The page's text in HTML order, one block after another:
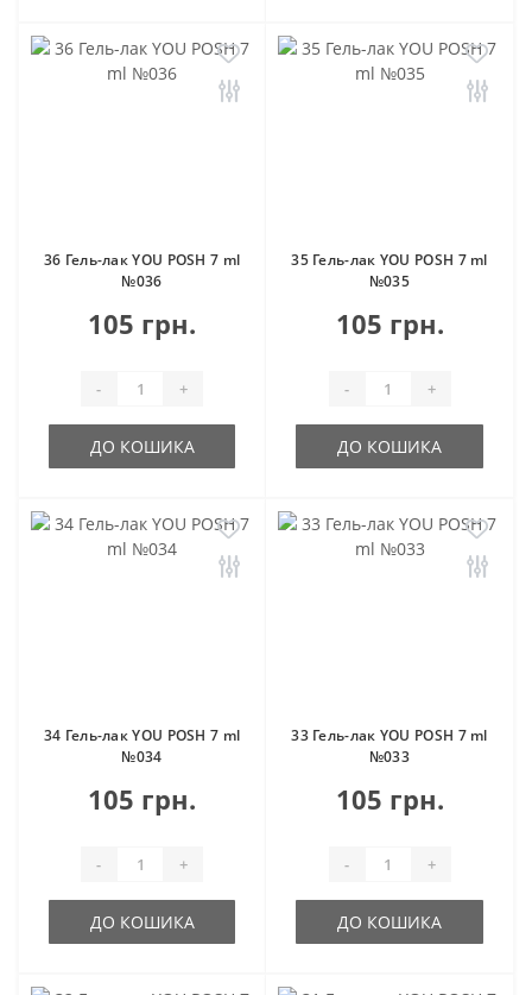
36 Гель-лак YOU POSH 7 ml
№036
105 грн.
- +
ДО КОШИКА
35 Гель-лак YOU POSH 7 ml
№035
105 грн.
- +
ДО КОШИКА
34 Гель-лак YOU POSH 7 ml
№034
105 грн.
- +
ДО КОШИКА
33 Гель-лак YOU POSH 7 ml
№033
105 грн.
- +
ДО КОШИКА